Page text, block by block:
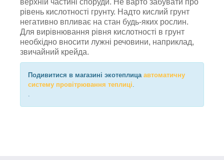
верхній частині споруди. Не варто забувати про
рівень кислотності грунту. Надто кислий грунт
негативно впливає на стан будь-яких рослин.
Для вирівнювання рівня кислотності в грунт
необхідно вносити лужні речовини, наприклад,
звичайний крейда.
Подивитися в магазині экотеплица автоматичну
систему провітрювання теплиці.
.